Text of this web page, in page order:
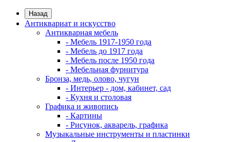
Назад
Антиквариат и искусство
Антикварная мебель
- Мебель 1917-1950 года
- Мебель до 1917 года
- Мебель после 1950 года
- Мебельная фурнитура
Бронза, медь, олово, чугун
- Интерьер - дом, кабинет, сад
- Кухня и столовая
Графика и живопись
- Картины
- Рисунок, акварель, графика
Музыкальные инструменты и пластинки